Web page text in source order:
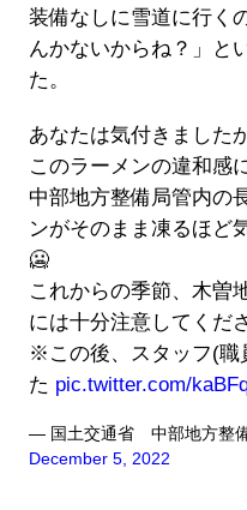
装備なしに雪道に行く
んかないからね？」と
た。
あなたは気付きました
このラーメンの違和感
中部地方整備局管内の
ンがそのまま凍るほど
🥶
これからの季節、木曽
には十分注意してく
※この後、スタッフ(職
た pic.twitter.com/
— 国土交通省 中部地方整
December 5, 2022